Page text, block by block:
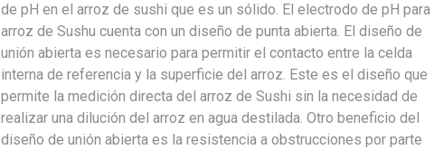
de pH en el arroz de sushi que es un sólido. El electrodo de pH para
arroz de Sushu cuenta con un diseño de punta abierta. El diseño de
unión abierta es necesario para permitir el contacto entre la celda
interna de referencia y la superficie del arroz. Este es el diseño que
permite la medición directa del arroz de Sushi sin la necesidad de
realizar una dilución del arroz en agua destilada. Otro beneficio del
diseño de unión abierta es la resistencia a obstrucciones por parte